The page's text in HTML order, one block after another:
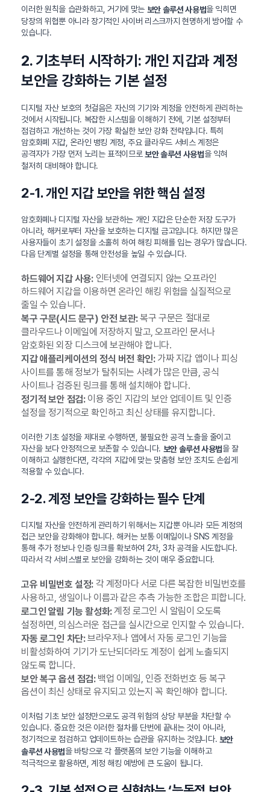
이러한 원칙을 습관화하고, 거기에 맞는 보안 솔루션 사용법을 익히면
당장의 위협뿐 아니라 장기적인 사이버 리스크까지 현명하게 방어할 수
있습니다.
2. 기초부터 시작하기: 개인 지갑과 계정
보안을 강화하는 기본 설정
디지털 자산 보호의 첫걸음은 자신의 기기와 계정을 안전하게 관리하는
것에서 시작됩니다. 복잡한 시스템을 이해하기 전에, 기본 설정부터
점검하고 개선하는 것이 가장 확실한 보안 강화 전략입니다. 특히
암호화폐 지갑, 온라인 뱅킹 계정, 주요 클라우드 서비스 계정은
공격자가 가장 먼저 노리는 표적이므로 보안 솔루션 사용법을 익혀
철저히 대비해야 합니다.
2-1. 개인 지갑 보안을 위한 핵심 설정
암호화폐나 디지털 자산을 보관하는 개인 지갑은 단순한 저장 도구가
아니라, 해커로부터 자산을 보호하는 디지털 금고입니다. 하지만 많은
사용자들이 초기 설정을 소홀히 하여 해킹 피해를 입는 경우가 많습니다.
다음 단계별 설정을 통해 안전성을 높일 수 있습니다.
하드웨어 지갑 사용:인터넷에 연결되지 않는 오프라인
하드웨어 지갑을 이용하면 온라인 해킹 위험을 실질적으로
줄일 수 있습니다.
복구 구문(시드 문구) 안전 보관:복구 구문은 절대로
클라우드나 이메일에 저장하지 말고, 오프라인 문서나
암호화된 외장 디스크에 보관해야 합니다.
지갑 애플리케이션의 정식 버전 확인:가짜 지갑 앱이나 피싱
사이트를 통해 정보가 탈취되는 사례가 많은 만큼, 공식
사이트나 검증된 링크를 통해 설치해야 합니다.
정기적 보안 점검:이용 중인 지갑의 보안 업데이트 및 인증
설정을 정기적으로 확인하고 최신 상태를 유지합니다.
이러한 기초 설정을 제대로 수행하면, 불필요한 공격 노출을 줄이고
자산을 보다 안정적으로 보존할 수 있습니다. 보안 솔루션 사용법을 잘
이해하고 실행한다면, 각각의 지갑에 맞는 맞춤형 보안 조치도 손쉽게
적용할 수 있습니다.
2-2. 계정 보안을 강화하는 필수 단계
디지털 자산을 안전하게 관리하기 위해서는 지갑뿐 아니라 모든 계정의
접근 보안을 강화해야 합니다. 해커는 보통 이메일이나 SNS 계정을
통해 추가 정보나 인증 링크를 확보하여 2차, 3차 공격을 시도합니다.
따라서 각 서비스별로 보안을 강화하는 것이 매우 중요합니다.
고유 비밀번호 설정:각 계정마다 서로 다른 복잡한 비밀번호를
사용하고, 생일이나 이름과 같은 추측 가능한 조합은 피합니다.
로그인 알림 기능 활성화:계정 로그인 시 알림이 오도록
설정하면, 의심스러운 접근을 실시간으로 인지할 수 있습니다.
자동 로그인 차단:브라우저나 앱에서 자동 로그인 기능을
비활성화하여 기기가 도난되더라도 계정이 쉽게 노출되지
않도록 합니다.
보안 복구 옵션 점검:백업 이메일, 인증 전화번호 등 복구
옵션이 최신 상태로 유지되고 있는지 꼭 확인해야 합니다.
이처럼 기초 보안 설정만으로도 공격 위험의 상당 부분을 차단할 수
있습니다. 중요한 것은 이러한 절차를 단번에 끝내는 것이 아니라,
정기적으로 점검하고 업데이트하는 습관을 유지하는 것입니다. 보안
솔루션 사용법을 바탕으로 각 플랫폼의 보안 기능을 이해하고
적극적으로 활용하면, 계정 해킹 예방에 큰 도움이 됩니다.